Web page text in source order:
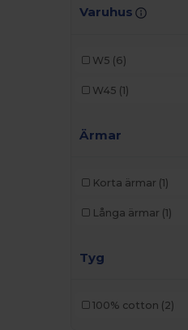
Varuhus
W5 (6)
W45 (1)
Ärmar
Korta ärmar (1)
Långa ärmar (1)
Tyg
100% cotton (2)